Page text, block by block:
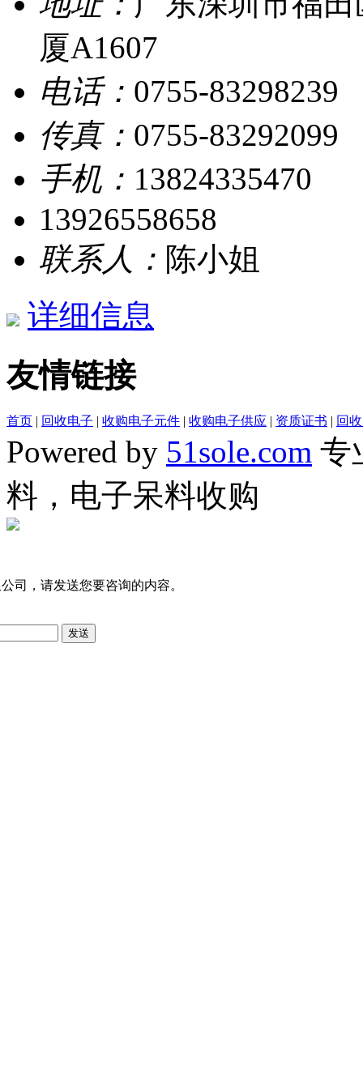
厦A1607
电话： 0755-83298239
传真： 0755-83292099
手机： 13824335470
13926558658
联系人： 陈小姐
详细信息
友情链接
首页 | 回收电子 | 收购电子元件 | 收购电子供应 | 资质证书 | 回
Powered by 51sole.com 专
料，电子呆料收购
司，请发送您要咨询的内容。